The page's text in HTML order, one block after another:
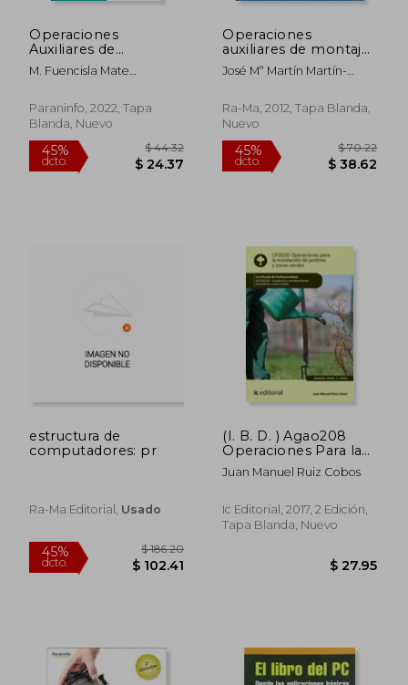
Operaciones
Auxiliares de
Mantenimiento de
Sistemas
Rústica (8)
M. Fuencisla Mate
Montero; José
Ram&Oacute;N Oliva
Haba
Paraninfo, 2022, Tapa
Blanda, Nuevo
45% $ 44.32
Operaciones
auxiliares de montaje
de componentes
informáticos
José Mª Martín Martín-
Ra-Ma, 2012, Tapa Blanda,
Nuevo
45%
estructura de
computadores: pr
Ra-Ma Editorial, Usado
(I. B. D. ) Agao208
Operaciones Para la
Instalacion de
Jardines y Zonas
Mantenimiento de
Jardines y Zonas
Juan Manuel Ruiz Cobos
Ic Editorial, 2017, 2 Edición,
Tapa Blanda, Nuevo